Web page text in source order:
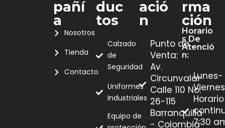
Pañí
A
Nosotros
Tienda
Contacto
Duc
Tos
Calzado
de
Seguridad
Uniformes
Industriales
Equipo de
Ació
N
Punto de
Venta:
Av.
Circunvalar
Calle 110 No.
26-115
Barranquilla
- Colombia
Rma
Ción
Horario
S De
Atenció
N:
Lunes-
Viernes
Horario
7:30